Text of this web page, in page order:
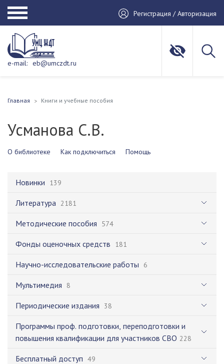
Регистрация / Авторизация
e-mail: eb@umczdt.ru
Главная Книги и учебные пособия
Усманова С.В.
О библиотеке Как подключиться Помощь
Новинки 139
Литература 2181
Методические пособия 574
Фонды оценочных средств 181
Научно-исследовательские работы 6
Мультимедия 8
Периодические издания 38
Программы проф. подготовки, переподготовки и
повышения квалификации для участников СВО 228
Бесплатный доступ 49